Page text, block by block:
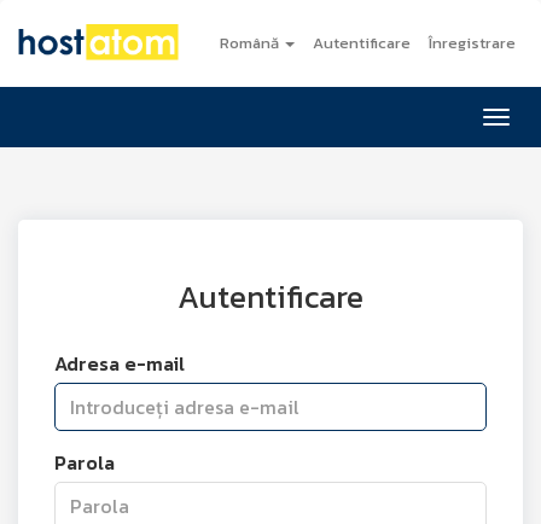
Română Autentificare Înregistrare
Autentificare
Adresa e-mail
Parola